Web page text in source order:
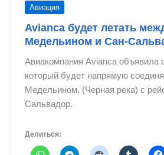
Авиация
Avianca будет летать
Медельином и Сан-
Авиакомпания Avianca объявила
который будет напрямую
Медельином. (Черная река) с
Сальвадор.
Делиться: